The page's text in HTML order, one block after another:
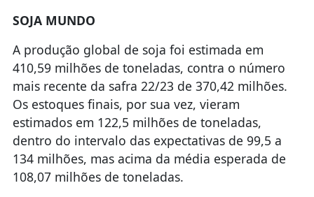
SOJA MUNDO
A produção global de soja foi estimada em
410,59 milhões de toneladas, contra o número
mais recente da safra 22/23 de 370,42 milhões.
Os estoques finais, por sua vez, vieram
estimados em 122,5 milhões de toneladas,
dentro do intervalo das expectativas de 99,5 a
134 milhões, mas acima da média esperada de
108,07 milhões de toneladas.